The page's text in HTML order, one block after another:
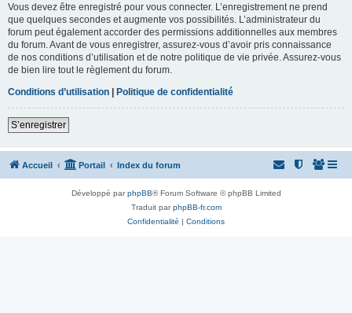
Vous devez être enregistré pour vous connecter. L’enregistrement ne prend
que quelques secondes et augmente vos possibilités. L’administrateur du
forum peut également accorder des permissions additionnelles aux membres
du forum. Avant de vous enregistrer, assurez-vous d’avoir pris connaissance
de nos conditions d’utilisation et de notre politique de vie privée. Assurez-vous
de bien lire tout le règlement du forum.
Conditions d’utilisation | Politique de confidentialité
S’enregistrer
Accueil Portail Index du forum
Développé parphpBB® Forum Software © phpBB Limited
Traduit parphpBB-fr.com
Confidentialité | Conditions